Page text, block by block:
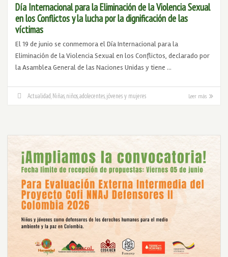
Día Internacional para la Eliminación de la Violencia Sexual
en los Conflictos y la lucha por la dignificación de las
víctimas
El 19 de junio se conmemora el Día Internacional para la
Eliminación de la Violencia Sexual en los Conflictos, declarado por
la Asamblea General de las Naciones Unidas y tiene …
Actualidad Niñas, niños, adolecentes, jóvenes y mujeres Leer más